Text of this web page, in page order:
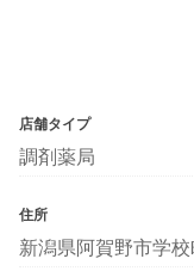
店舗タイプ
調剤薬局
住所
新潟県阿賀野市学